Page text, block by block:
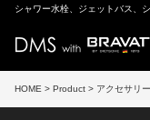
シャワー水栓、ジェットバス、
HOME > Product > アクセサリー